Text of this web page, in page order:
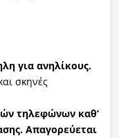
για ανηλίκους.
σκηνές
τηλεφώνων καθ’
Απαγορεύεται